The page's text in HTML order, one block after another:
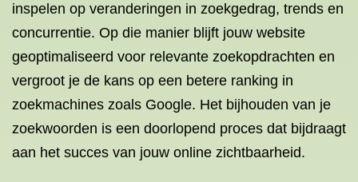
inspelen op veranderingen in zoekgedrag, trends en
concurrentie. Op die manier blijft jouw website
geoptimaliseerd voor relevante zoekopdrachten en
vergroot je de kans op een betere ranking in
zoekmachines zoals Google. Het bijhouden van je
zoekwoorden is een doorlopend proces dat bijdraagt
aan het succes van jouw online zichtbaarheid.